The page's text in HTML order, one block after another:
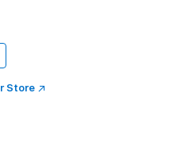
Store